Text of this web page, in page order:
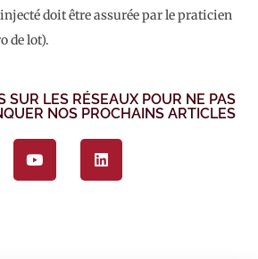
doit être assurée par le praticien
de lot).
SUR LES RÉSEAUX POUR NE PAS
NOS PROCHAINS ARTICLES